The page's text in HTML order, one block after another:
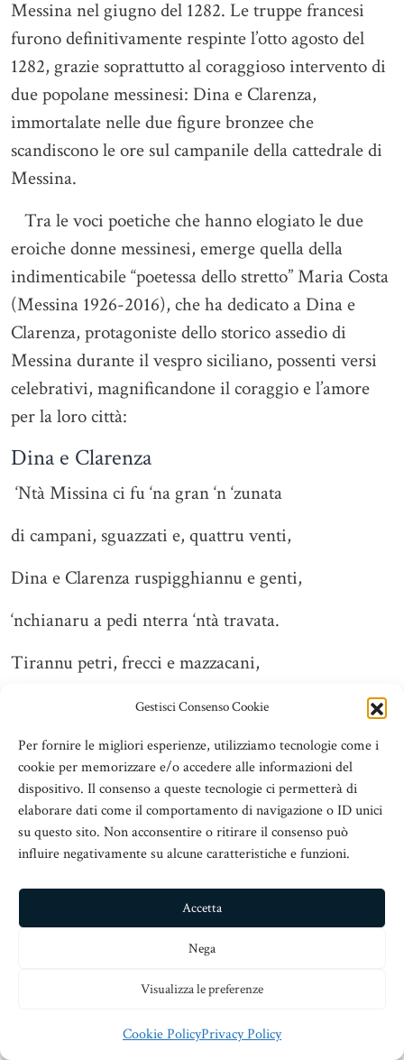
Gestisci Consenso Cookie
Per fornire le migliori esperienze, utilizziamo tecnologie come i
cookie per memorizzare e/o accedere alle informazioni del
dispositivo. Il consenso a queste tecnologie ci permetterà di
elaborare dati come il comportamento di navigazione o ID unici
su questo sito. Non acconsentire o ritirare il consenso può
influire negativamente su alcune caratteristiche e funzioni.
Accetta
Nega
Visualizza le preferenze
Cookie PolicyPrivacy Policy
Messina nel giugno del 1282. Le truppe francesi
furono definitivamente respinte l’otto agosto del
1282, grazie soprattutto al coraggioso intervento di
due popolane messinesi: Dina e Clarenza,
immortalate nelle due figure bronzee che
scandiscono le ore sul campanile della cattedrale di
Messina.
Tra le voci poetiche che hanno elogiato le due
eroiche donne messinesi, emerge quella della
indimenticabile “poetessa dello stretto” Maria Costa
(Messina 1926-2016), che ha dedicato a Dina e
Clarenza, protagoniste dello storico assedio di
Messina durante il vespro siciliano, possenti versi
celebrativi, magnificandone il coraggio e l’amore
per la loro città:
Dina e Clarenza
‘Ntà Missina ci fu ‘na gran ‘n ‘zunata
di campani, sguazzati e, quattru venti,
Dina e Clarenza ruspigghiannu e genti,
‘nchianaru a pedi nterra ‘ntà travata.
Tirannu petri, frecci e mazzacani,
diciunu: Bastaddi rinculati!
dicitincillu a Callu, cori ‘i cani,
nn’havi puru pì iddu ‘i ‘sti pitrati.
Clarenza, sbraitava apettamenti:
pi’ vostri casi, francisi fitenti,
ittati ogghiu tutti nziemi a mmia!
Dina, ‘vanzava zizziànnu i denti,
armata d’un santissimu bastuni,